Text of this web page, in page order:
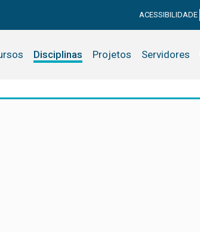
ACESSIBILIDADE
Disciplinas Projetos Servidores